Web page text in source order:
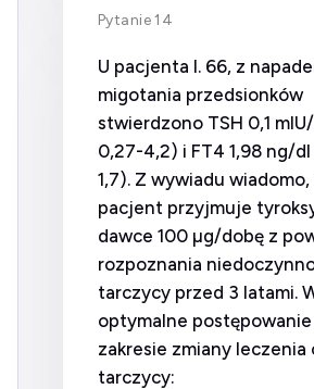
Pytanie 14
U pacjenta l. 66, z
migotania przedsionków
stwierdzono TSH 0,1
0,27-4,2) i FT4 1,98 ng/
1,7). Z wywiadu wiadomo,
pacjent przyjmuje
dawce 100 µg/dobę z
rozpoznania
tarczycy przed 3 latami.
optymalne
zakresie zmiany leczenia
tarczycy: